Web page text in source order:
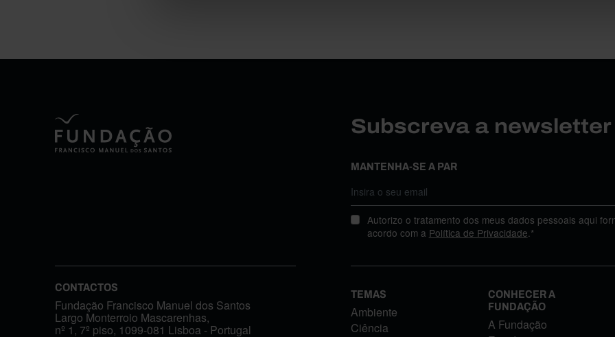
Subscreva a
MANTENHA-SE A PAR
Autorizo o tratamento dos meus dados pessoais aqui
acordo com a Política de Privacidade.*
CONTACTOS
Fundação Francisco Manuel dos Santos
Largo Monterroio Mascarenhas,
nº 1, 7º piso, 1099-081 Lisboa - Portugal
TEMAS
Ambiente
Ciência
CONHECER A
FUNDAÇÃO
A Fundação